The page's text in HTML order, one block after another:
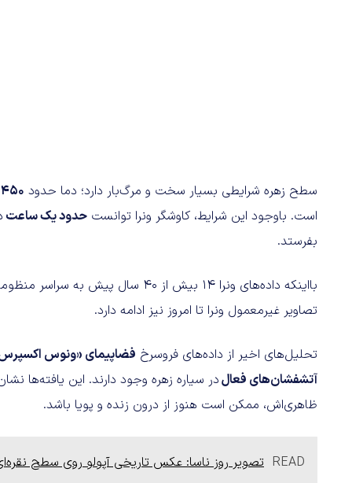
سطح زهره شرایطی بسیار سخت و مرگ‌بار دارد؛ دما حدود ۴۵۰ درجه سلسیوس
است. باوجود این شرایط، کاوشگر ونرا توانست حدود یک ساعت
بفرستد.
بااینکه داده‌های ونرا ۱۴ بیش از
تصاویر غیرمعمول ونرا تا امروز نیز ادامه دارد.
تحلیل‌های اخیر از داده‌های فروسرخ فضاپیمای «ونوس
آتشفشان‌های فعالدر سیاره زهره وجود دارند. این یافته‌ها
ظاهری‌اش، ممکن است هنوز از درون زنده و پویا باشد.
READ تصویر روز ناسا: عکس تاریخی آپولو روی سطح